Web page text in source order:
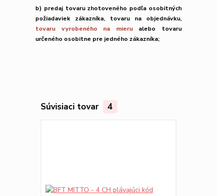
b) predaj tovaru zhotoveného podľa osobitných
požiadaviek zákazníka, tovaru na objednávku,
tovaru vyrobeného na mierualebo tovaru
určeného osobitne pre jedného zákazníka;
Súvisiaci tovar 4